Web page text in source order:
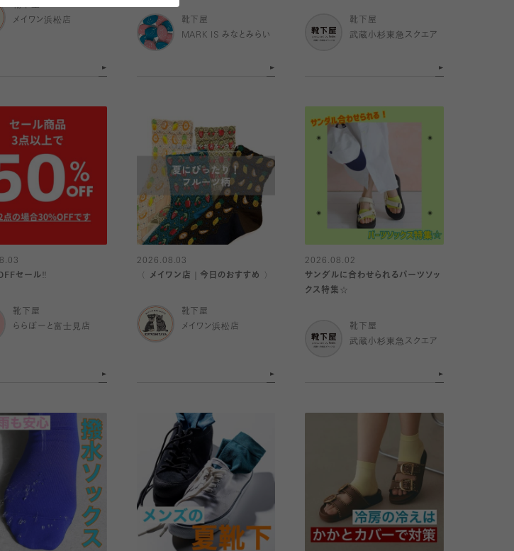
靴下屋
メイワン浜松店
靴下屋
MARK IS みなとみらい
靴下屋
武蔵小杉東急スクエア
セール‼️
靴下屋
ららぽーと富士見店
2026.08.03
〈 メイワン店｜今日のおすすめ 〉
靴下屋
メイワン浜松店
2026.08.02
サンダルに合わせられるパーツソッ
クス特集☆
靴下屋
武蔵小杉東急スクエア